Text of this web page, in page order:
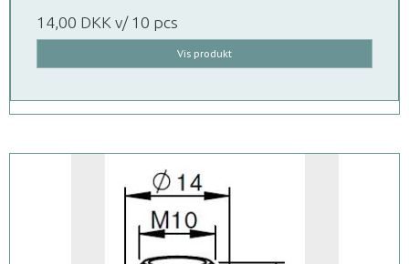
14,00 DKK v/ 10 pcs
Vis produkt